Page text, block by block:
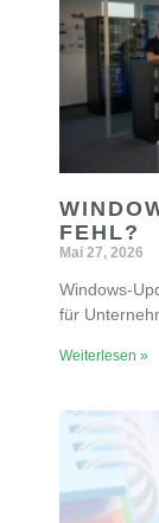
FEHL?
Mai 27, 2026
Windows-
für
Weiterlesen »